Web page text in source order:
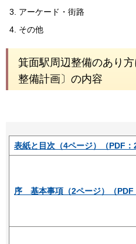
アーケード・街路
その他
箕面駅周辺整備のあり
整備計画〕の内容
表紙と目次（4ページ）（PDF：
序 基本事項（2ページ）（PDF